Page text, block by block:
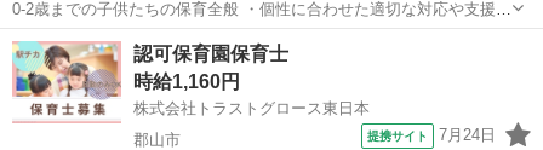
0-2歳までの子供たちの保育全般 ・個性に合わせた適切な対応や支援
・書類作成(ICTシステム) ・イベント企画 ・清掃作業など… 書類作成
などは正社員の方がメインとなります。 その為、保育補助業務をお願
いします。 残業...
福島 会津若松市 保育士
認可保育園保育士
時給1,160円
株式会社トラストグロース東日本
郡山市
提携サイト 7月24日